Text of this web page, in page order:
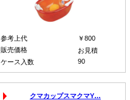
参考上代
￥800
販売価格
お見積
ケース入数
90
クマカップスマクマY…